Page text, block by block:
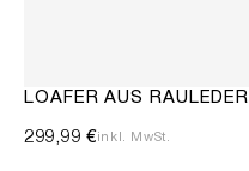
LOAFER AUS RAULEDER
299,99 €inkl. MwSt.